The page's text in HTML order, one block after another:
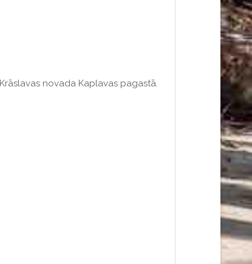
Krāslavas novada Kaplavas pagastā.